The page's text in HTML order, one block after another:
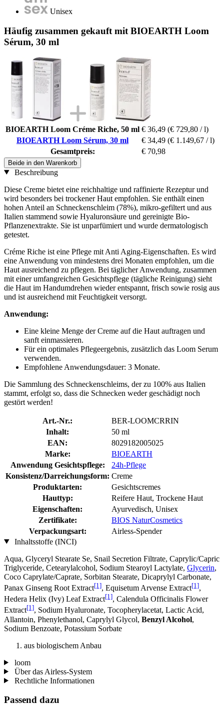
Unisex
Häufig zusammen gekauft mit BIOEARTH Loom
Sérum, 30 ml
BIOEARTH Loom Créme Riche, 50 ml € 36,49 (€ 729,80 / l)
BIOEARTH Loom Sérum, 30 ml
€ 34,49 (€ 1.149,67 / l)
Gesamtpreis:
€ 70,98
Beide in den Warenkorb
Beschreibung
Diese Creme bietet eine reichhaltige und raffinierte Rezeptur und
wird besonders bei trockener Haut empfohlen. Sie enthält einen
hohen Anteil an Schneckenschleim (78%), mikro-gefiltert und aus
Italien stammend sowie Hyaluronsäure und gereinigte Bio-
Pflanzenextrakte. Sie ist unparfümiert und wurde dermatologisch
getestet.
Créme Riche ist eine Pflege mit Anti Aging-Eigenschaften. Es wird
eine Anwendung von mindestens drei Monaten empfohlen, um die
Haut ausreichend zu pflegen. Bei täglicher Anwendung, zusammen
mit einer umfangreichen Gesichtspflege (tägliche Reinigung) sieht
die Haut im Handumdrehen wieder entspannt, frisch sowie rosig aus
und ist ausreichend mit Feuchtigkeit versorgt.
Anwendung:
Eine kleine Menge der Creme auf die Haut auftragen und
sanft einmassieren.
Für ein optimales Pflegeergebnis, zusätzlich das Loom Serum
verwenden.
Empfohlene Anwendungsdauer: 3 Monate.
Die Sammlung des Schneckenschleims, der zu 100% aus Italien
stammt, erfolgt so, dass die Schnecken weder geschädigt noch
gestört werden!
Art.-Nr.:
BER-LOOMCRRIN
Inhalt:
50 ml
EAN:
8029182005025
Marke:
BIOEARTH
Anwendung Gesichtspflege:
24h-Pflege
Konsistenz/Darreichungsform: Creme
Produktarten:
Gesichtscremes
Hauttyp:
Reifere Haut, Trockene Haut
Eigenschaften:
Ayurvedisch, Unisex
Zertifikate:
BIOS NaturCosmetics
Verpackungsart:
Airless-Spender
Inhaltsstoffe (INCI)
Aqua, Glyceryl Stearate Se, Snail Secretion Filtrate, Caprylic/Capric
Triglyceride, Cetearylalcohol, Sodium Stearoyl Lactylate, Glycerin,
Coco Caprylate/Caprate, Sorbitan Stearate, Dicaprylyl Carbonate,
Panax Ginseng Root Extract[1], Equisetum Arvense Extract[1],
Hedera Helix (Ivy) Leaf Extract[1], Calendula Officinalis Flower
Extract[1], Sodium Hyaluronate, Tocopherylacetat, Lactic Acid,
Allantoin, Phenylethanol, Caprylyl Glycol, Benzyl Alcohol,
Sodium Benzoate, Potassium Sorbate
aus biologischem Anbau
loom
Über das Airless-System
Rechtliche Informationen
Passend dazu